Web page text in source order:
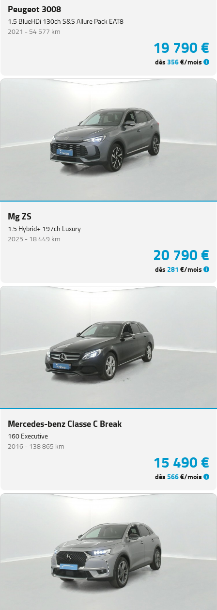
Peugeot 3008
1.5 BlueHDi 130ch S&S Allure Pack EAT8
2021 -54 577 km
19 790 €
dès356€/mois
Mg ZS
1.5 Hybrid+ 197ch Luxury
2025 - 18 449 km
20 790 €
dès 281 €/mois
Mercedes-benz Classe C Break
160 Executive
2016 - 138 865 km
15 490 €
dès566€/mois